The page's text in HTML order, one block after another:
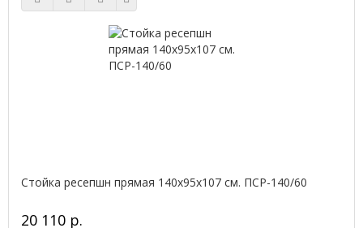
Стойка ресепшн прямая 140х95х107 см. ПСР-140/60
20 110 р.